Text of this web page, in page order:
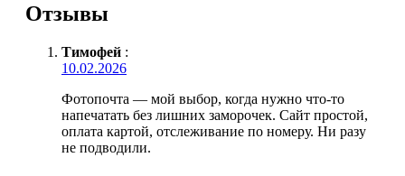
Отзывы
Тимофей :
10.02.2026
Фотопочта — мой выбор, когда нужно что-то
напечатать без лишних заморочек. Сайт простой,
оплата картой, отслеживание по номеру. Ни разу
не подводили.